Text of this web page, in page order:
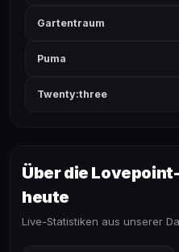
Gartentraum
Puma
Twenty:three
Über die
heute
Live-Statistiken aus unserer